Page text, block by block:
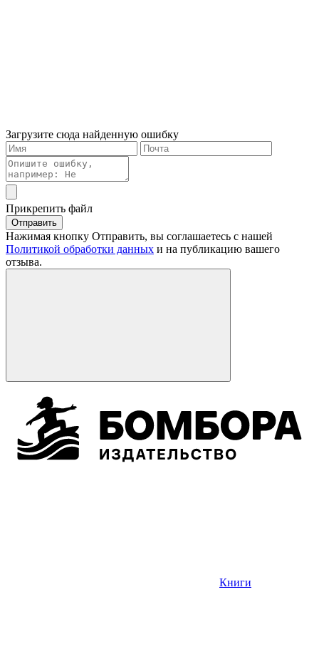
Загрузите сюда найденную ошибку
Прикрепить файл
Отправить
Нажимая кнопку Отправить, вы соглашаетесь с нашей
Политикой обработки данных и на публикацию вашего
отзыва.
Книги